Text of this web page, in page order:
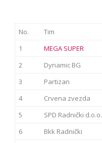
No. Tim
1
MEGA SUPER
2
Dynamic BG
3
Partizan
4
Crvena zvezda
5
SPD Radnički d.o.o.
6
Bkk Radnički